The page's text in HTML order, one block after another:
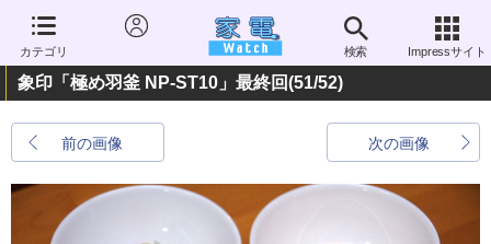
カテゴリ 検索 Impressサイト
象印「極め羽釜 NP-ST10」最終回(51/52)
前の画像 次の画像